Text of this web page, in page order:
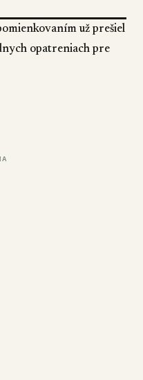
už prešiel
opatreniach pre